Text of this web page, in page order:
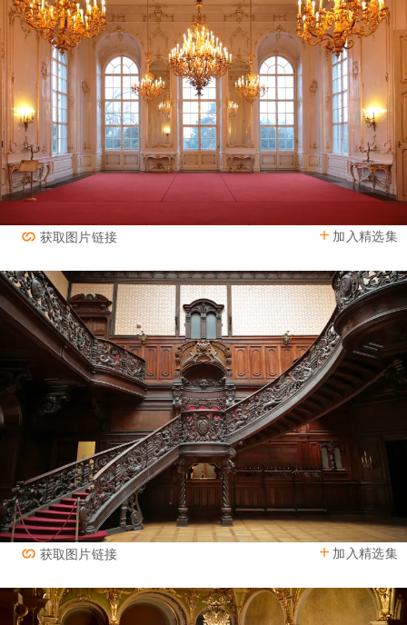
加入精选集
获取图片链接
加入精选集
获取图片链接